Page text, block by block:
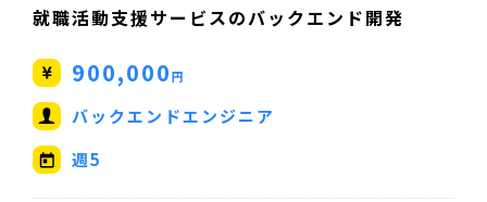
就職活動支援サービスのバックエンド開発
900,000円
バックエンドエンジニア
週5